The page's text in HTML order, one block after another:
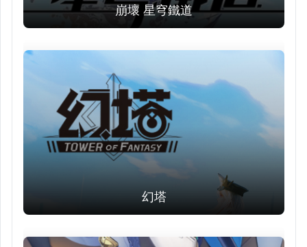
崩壞 星穹鐵道
幻塔